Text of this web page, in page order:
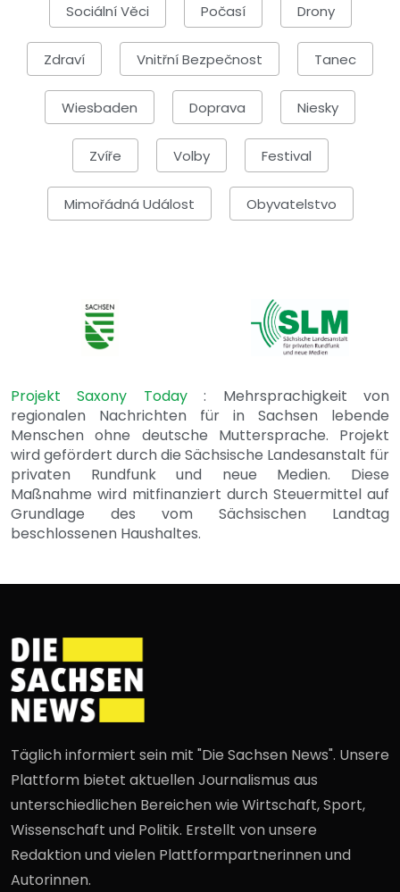
Sociální Věci Počasí Drony
Zdraví Vnitřní Bezpečnost Tanec
Wiesbaden Doprava Niesky
Zvíře Volby Festival
Mimořádná Událost Obyvatelstvo
Projekt Saxony Today: Mehrsprachigkeit von
regionalen Nachrichten für in Sachsen lebende
Menschen ohne deutsche Muttersprache. Projekt
wird gefördert durch die Sächsische Landesanstalt für
privaten Rundfunk und neue Medien. Diese
Maßnahme wird mitfinanziert durch Steuermittel auf
Grundlage des vom Sächsischen Landtag
beschlossenen Haushaltes.
Täglich informiert sein mit "Die Sachsen News". Unsere
Plattform bietet aktuellen Journalismus aus
unterschiedlichen Bereichen wie Wirtschaft, Sport,
Wissenschaft und Politik. Erstellt von unsere
Redaktion und vielen Plattformpartnerinnen und
Autorinnen.